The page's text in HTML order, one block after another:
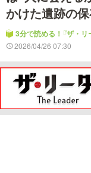
情熱大陸を読む
痛快！明石家電視台
エエ話はいらんね
かけた遺跡の
3分で読める！『ザ・
2026/04/26 07:30